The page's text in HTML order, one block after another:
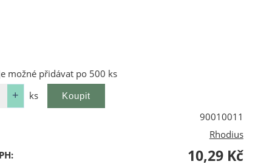
možné přidávat po 500 ks
ks
90010011
Rhodius
10,29 Kč